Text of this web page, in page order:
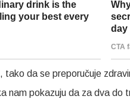
tako da se preporučuje
nam pokazuju da za dva do